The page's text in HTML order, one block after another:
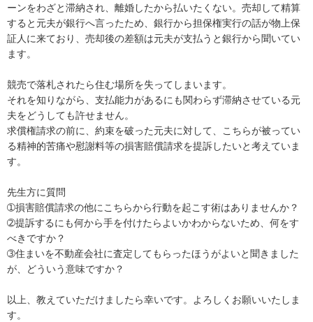
ーンをわざと滞納され、離婚したから払いたくない。売却して精算
すると元夫が銀行へ言ったため、銀行から担保権実行の話が物上保
証人に来ており、売却後の差額は元夫が支払うと銀行から聞いてい
ます。
競売で落札されたら住む場所を失ってしまいます。
それを知りながら、支払能力があるにも関わらず滞納させている元
夫をどうしても許せません。
求償権請求の前に、約束を破った元夫に対して、こちらが被ってい
る精神的苦痛や慰謝料等の損害賠償請求を提訴したいと考えていま
す。
先生方に質問
➀損害賠償請求の他にこちらから行動を起こす術はありませんか？
➁提訴するにも何から手を付けたらよいかわからないため、何をす
べきですか？
➂住まいを不動産会社に査定してもらったほうがよいと聞きました
が、どういう意味ですか？
以上、教えていただけましたら幸いです。よろしくお願いいたしま
す。